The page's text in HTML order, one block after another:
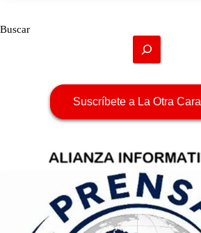
Buscar
Suscríbete a La Otra Cara